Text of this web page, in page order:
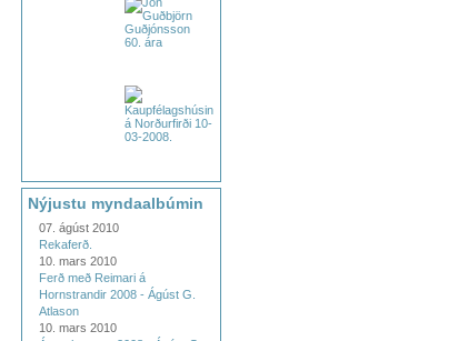
Nýjustu myndaalbúmin
07. ágúst 2010
Rekaferð.
10. mars 2010
Ferð með Reimari á
Hornstrandir 2008 - Ágúst G.
Atlason
10. mars 2010